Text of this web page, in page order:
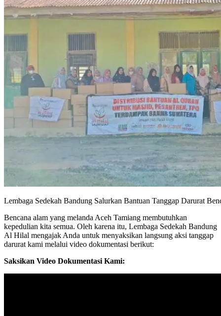
Lembaga Sedekah Bandung Salurkan Bantuan Tanggap Darurat
Bencana alam yang melanda Aceh Tamiang membutuhkan
kepedulian kita semua. Oleh karena itu, Lembaga Sedekah Bandung
Al Hilal mengajak Anda untuk menyaksikan langsung aksi tanggap
darurat kami melalui video dokumentasi berikut:
Saksikan Video Dokumentasi Kami: